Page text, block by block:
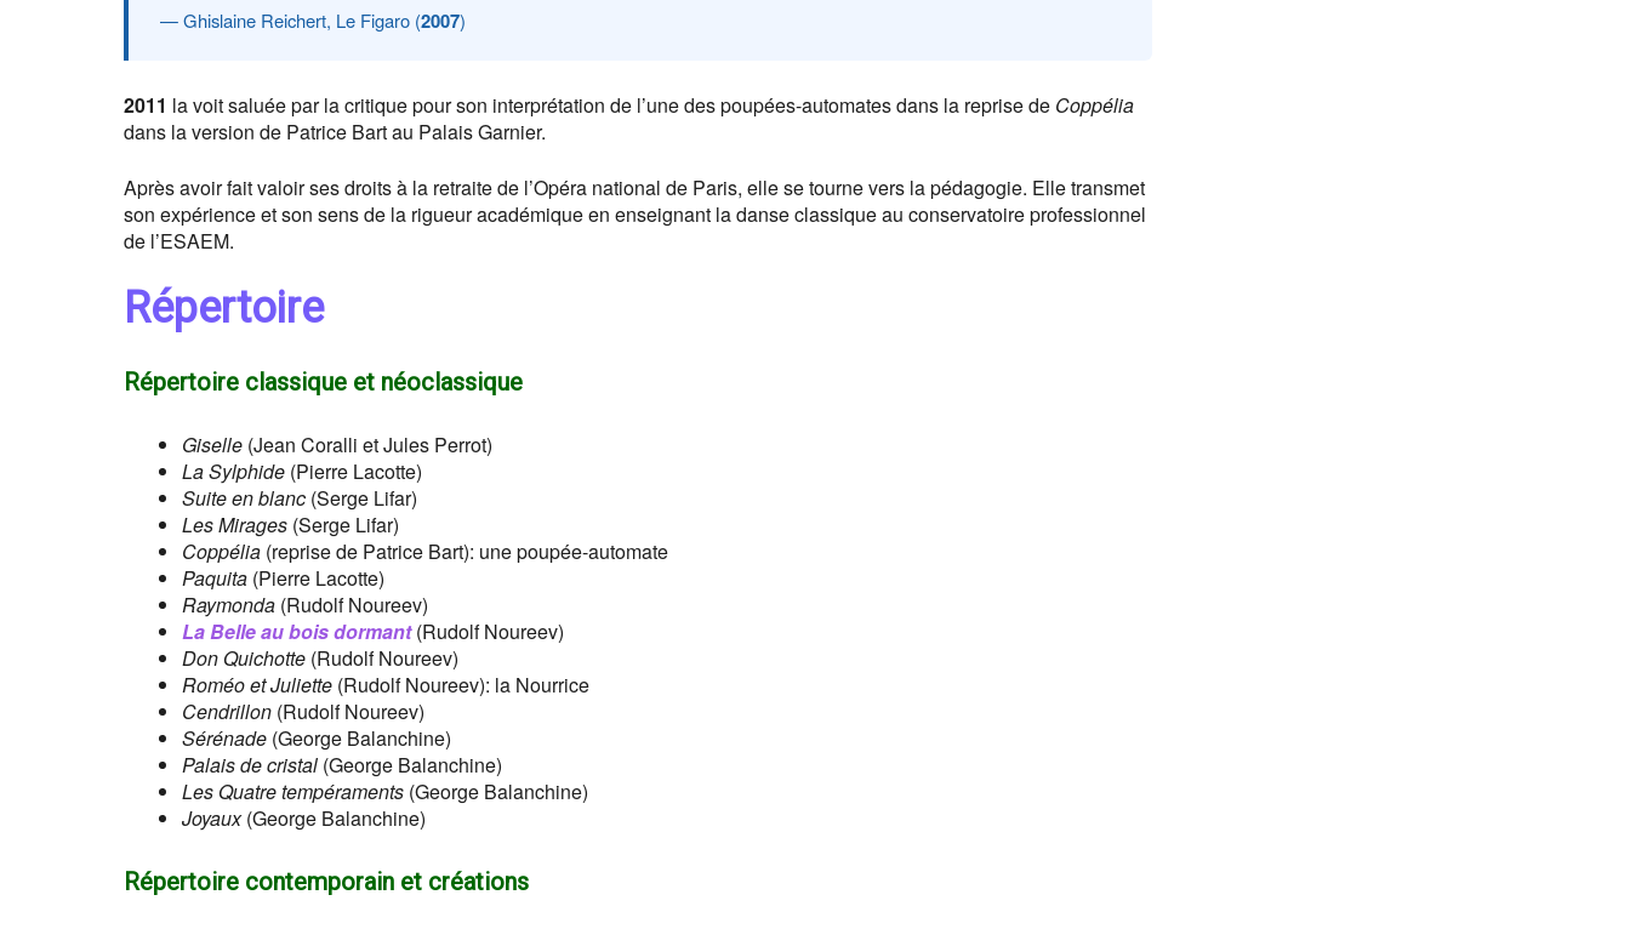
Ghislaine Reichert, Le Figaro (2007)
2011 la voit saluée par la critique pour son interprétation de l’une des poupées-automates dans la reprise de Coppélia
dans la version de Patrice Bart au Palais Garnier.
Après avoir fait valoir ses droits à la retraite de l’Opéra national de Paris, elle se tourne vers la pédagogie. Elle transmet
son expérience et son sens de la rigueur académique en enseignant la danse classique au conservatoire professionnel
de l’ESAEM.
Répertoire
Répertoire classique et néoclassique
Giselle (Jean Coralli et Jules Perrot)
La Sylphide (Pierre Lacotte)
Suite en blanc (Serge Lifar)
Les Mirages (Serge Lifar)
Coppélia (reprise de Patrice Bart): une poupée-automate
Paquita (Pierre Lacotte)
Raymonda (Rudolf Noureev)
La Belle au bois dormant(Rudolf Noureev)
Don Quichotte (Rudolf Noureev)
Roméo et Juliette (Rudolf Noureev): la Nourrice
Cendrillon (Rudolf Noureev)
Sérénade (George Balanchine)
Palais de cristal (George Balanchine)
Les Quatre tempéraments (George Balanchine)
Joyaux(George Balanchine)
Répertoire contemporain et créations